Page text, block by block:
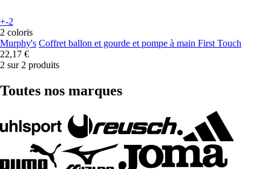
+-2
2 coloris
Murphy's Coffret ballon et gourde et pompe à main First Touch
22,17 €
2 sur 2 produits
Toutes nos marques